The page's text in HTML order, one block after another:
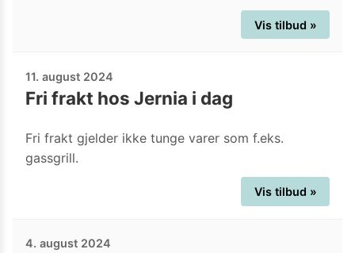
Vis tilbud »
11. august 2024
Fri frakt hos Jernia i dag
Fri frakt gjelder ikke tunge varer som f.eks.
gassgrill.
Vis tilbud »
4. august 2024